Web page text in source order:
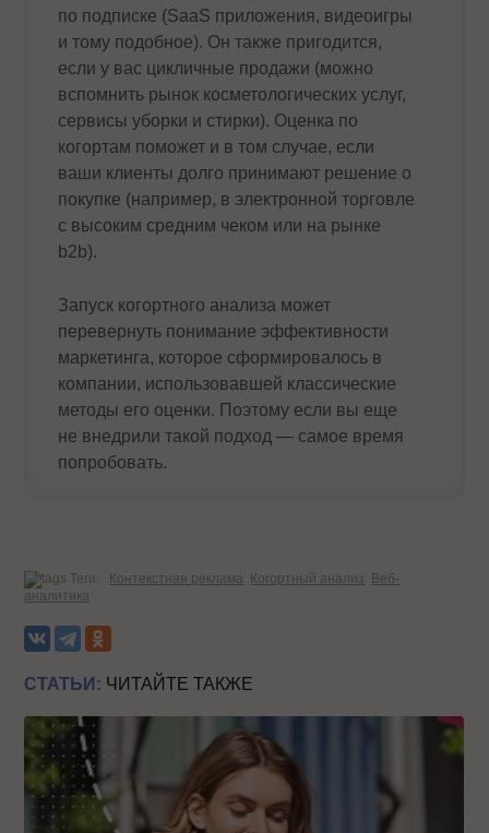
по подписке (SaaS приложения, видеоигры
и тому подобное). Он также пригодится,
если у вас цикличные продажи (можно
вспомнить рынок косметологических услуг,
сервисы уборки и стирки). Оценка по
когортам поможет и в том случае, если
ваши клиенты долго принимают решение о
покупке (например, в электронной торговле
с высоким средним чеком или на рынке
b2b).
Запуск когортного анализа может
перевернуть понимание эффективности
маркетинга, которое сформировалось в
компании, использовавшей классические
методы его оценки. Поэтому если вы еще
не внедрили такой подход — самое время
попробовать.
Теги: Контекстная реклама Когортный анализ
Веб-
аналитика
СТАТЬИ: ЧИТАЙТЕ ТАКЖЕ